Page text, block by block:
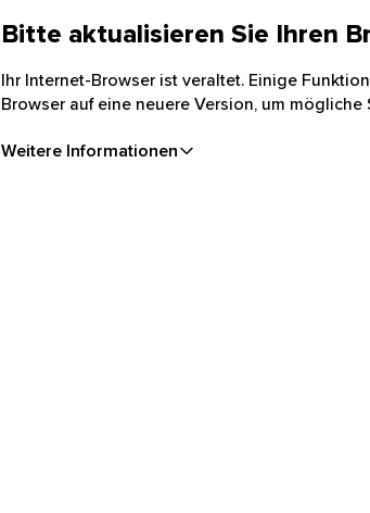
Bitte aktualisieren Sie Ihren
Ihr Internet-Browser ist veraltet. Einige
Browser auf eine neuere Version, um
Weitere Informationen